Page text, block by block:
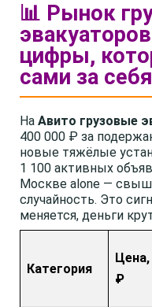
📊 Рынок
цифры,
сами за себя
На Авито грузовые
400 000 ₽ за
новые тяжёлые
1 100 активных
Москве alone —
случайность. Это
меняется, деньги
Категория
Цена,
₽